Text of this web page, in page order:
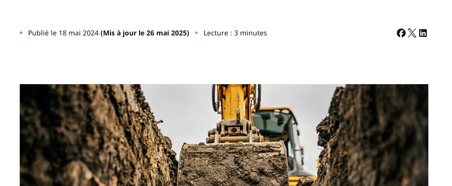
Publié le 18 mai 2024(Mis à jour le 26 mai 2025) Lecture : 3 minutes